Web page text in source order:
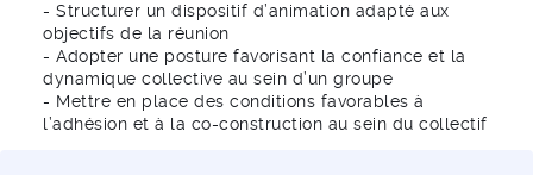
- Structurer un dispositif d’animation adapté aux
objectifs de la réunion
- Adopter une posture favorisant la confiance et la
dynamique collective au sein d’un groupe
- Mettre en place des conditions favorables à
l’adhésion et à la co-construction au sein du collectif